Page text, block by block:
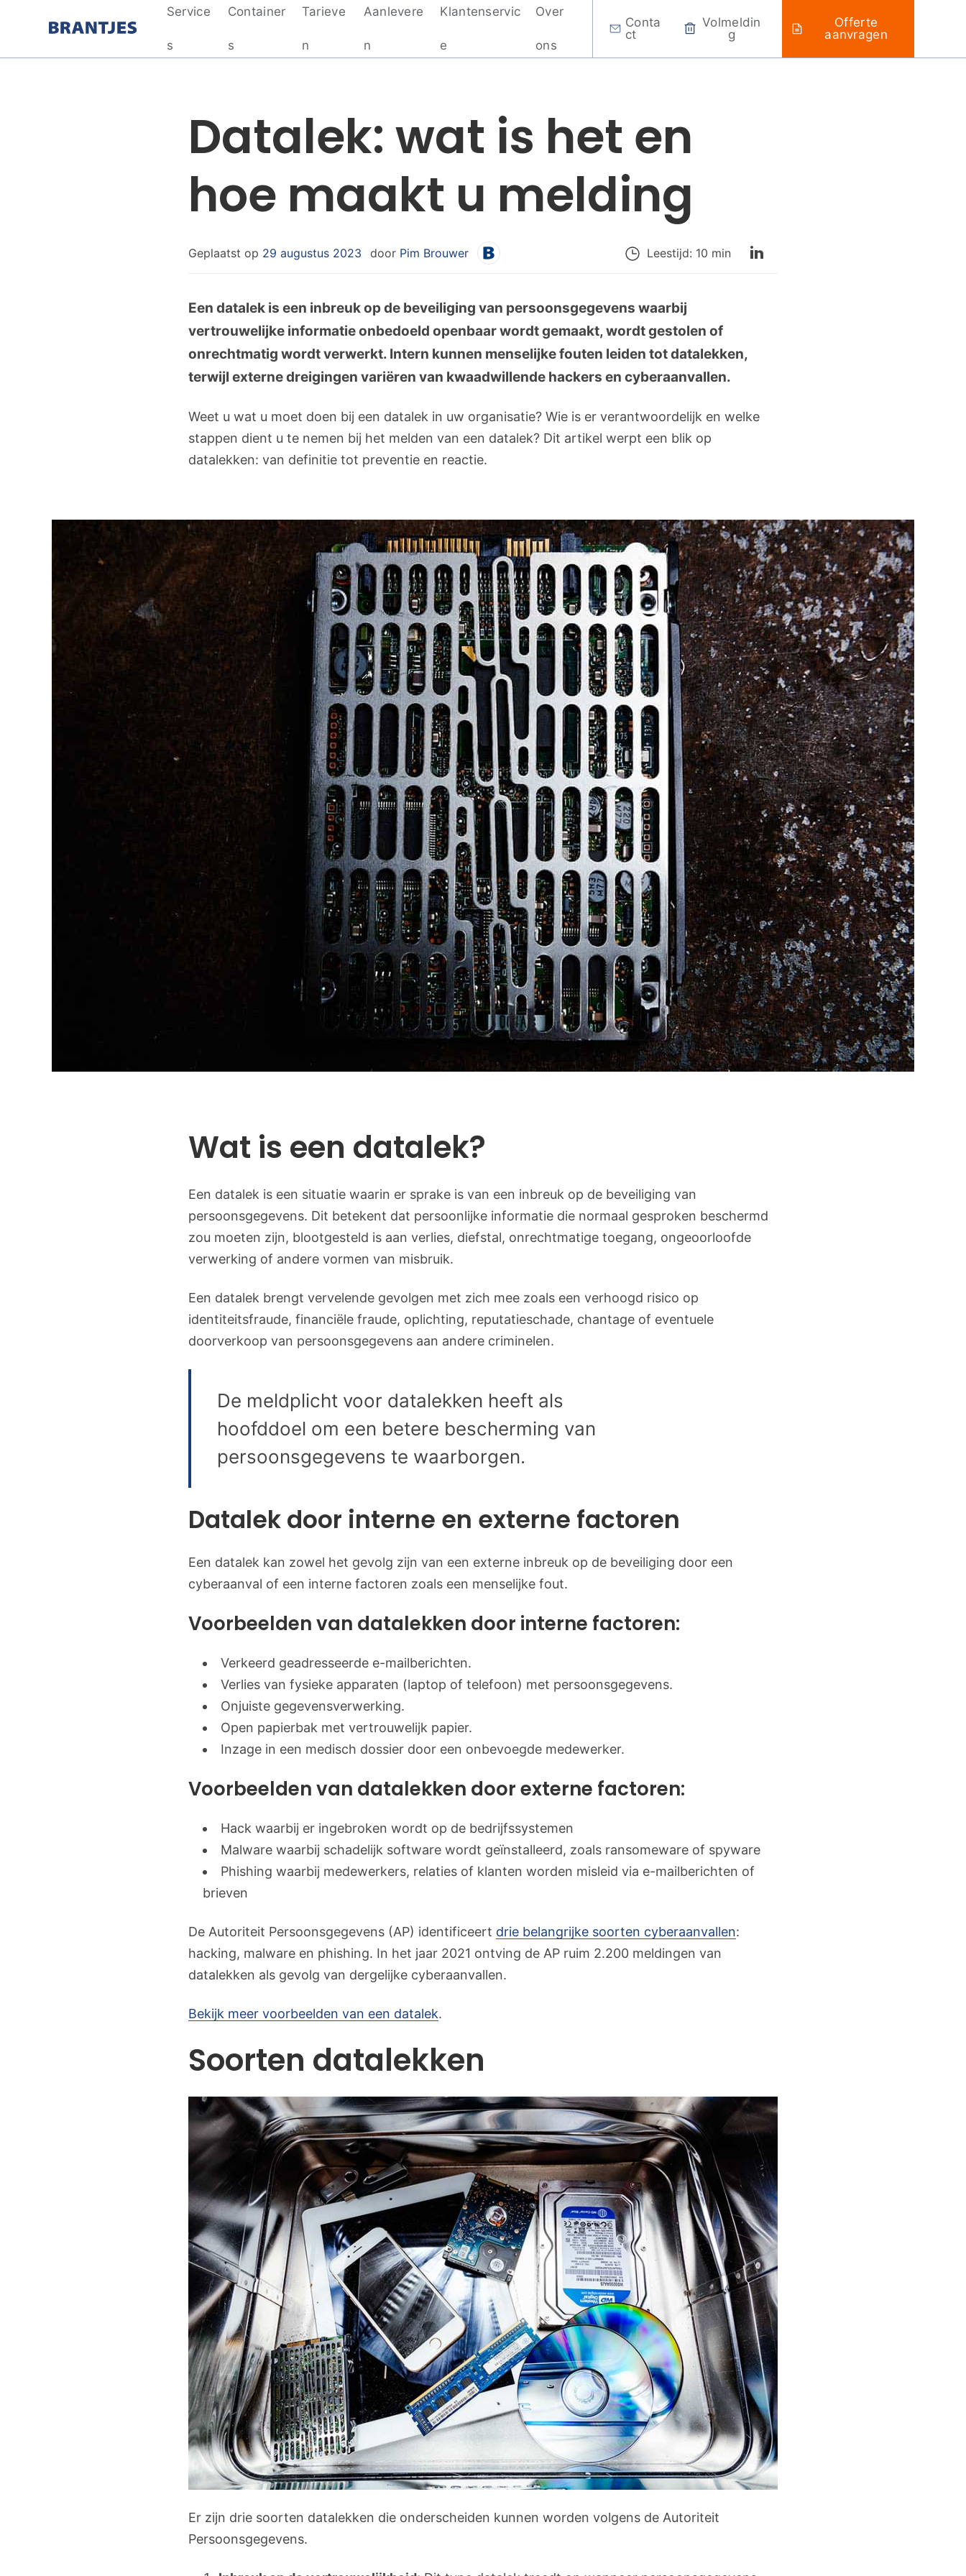
Service
s
Container
s
Tarieve
n
Aanlevere
n
Klantenservic
e
Over
ons
Conta
ct
Volmeldin
G
Offerte
aanvragen
Datalek: wat is het en
hoe maakt u melding
Geplaatst op 29 augustus 2023 door Pim Brouwer Leestijd: 10 min
Een datalek is een inbreuk op de beveiliging van persoonsgegevens waarbij
vertrouwelijke informatie onbedoeld openbaar wordt gemaakt, wordt gestolen of
onrechtmatig wordt verwerkt. Intern kunnen menselijke fouten leiden tot datalekken,
terwijl externe dreigingen variëren van kwaadwillende hackers en cyberaanvallen.
Weet u wat u moet doen bij een datalek in uw organisatie? Wie is er verantwoordelijk en welke
stappen dient u te nemen bij het melden van een datalek? Dit artikel werpt een blik op
datalekken: van definitie tot preventie en reactie.
Wat is een datalek?
Een datalek is een situatie waarin er sprake is van een inbreuk op de beveiliging van
persoonsgegevens. Dit betekent dat persoonlijke informatie die normaal gesproken beschermd
zou moeten zijn, blootgesteld is aan verlies, diefstal, onrechtmatige toegang, ongeoorloofde
verwerking of andere vormen van misbruik.
Een datalek brengt vervelende gevolgen met zich mee zoals een verhoogd risico op
identiteitsfraude, financiële fraude, oplichting, reputatieschade, chantage of eventuele
doorverkoop van persoonsgegevens aan andere criminelen.
De meldplicht voor datalekken heeft als
hoofddoel om een betere bescherming van
persoonsgegevens te waarborgen.
Datalek door interne en externe factoren
Een datalek kan zowel het gevolg zijn van een externe inbreuk op de beveiliging door een
cyberaanval of een interne factoren zoals een menselijke fout.
Voorbeelden van datalekken door interne factoren:
Verkeerd geadresseerde e-mailberichten.
Verlies van fysieke apparaten (laptop of telefoon) met persoonsgegevens.
Onjuiste gegevensverwerking.
Open papierbak met vertrouwelijk papier.
Inzage in een medisch dossier door een onbevoegde medewerker.
Voorbeelden van datalekken door externe factoren:
Hack waarbij er ingebroken wordt op de bedrijfssystemen
Malware waarbij schadelijk software wordt geïnstalleerd, zoals ransomeware of spyware
Phishing waarbij medewerkers, relaties of klanten worden misleid via e-mailberichten of
brieven
De Autoriteit Persoonsgegevens (AP) identificeert drie belangrijke soorten cyberaanvallen:
hacking, malware en phishing. In het jaar 2021 ontving de AP ruim 2.200 meldingen van
datalekken als gevolg van dergelijke cyberaanvallen.
Bekijk meer voorbeelden van een datalek.
Soorten datalekken
Er zijn drie soorten datalekken die onderscheiden kunnen worden volgens de Autoriteit
Persoonsgegevens.